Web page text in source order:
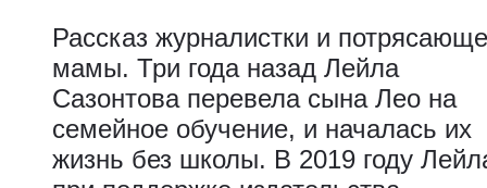
Рассказ журналистки и
мамы. Три года назад Лейла
Сазонтова перевела сына Лео на
семейное обучение, и началась их
жизнь без школы. В 2019 году